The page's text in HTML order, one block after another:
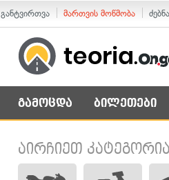
განტვირთვა მართვის მოწმობა ძებნა
გამოცდა ბილეთები
აირჩიეთ